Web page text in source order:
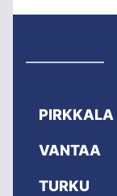
PIRKKALA
VANTAA
TURKU